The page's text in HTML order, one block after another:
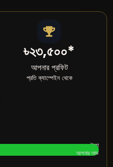
৳২৩,৫০০*
আপনার প্রফিট
প্রতি ক্যাম্পেইন থেকে
৩৮,৫০০ টাকা
আপনার লাভ